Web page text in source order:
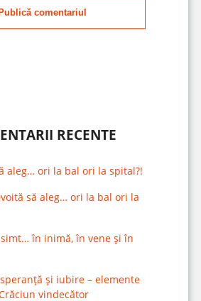
Publică comentariul
RECENTE
aleg… ori la bal ori la spital?!
să aleg… ori la bal ori la
în inimă, în vene și în
și iubire – elemente
vindecător